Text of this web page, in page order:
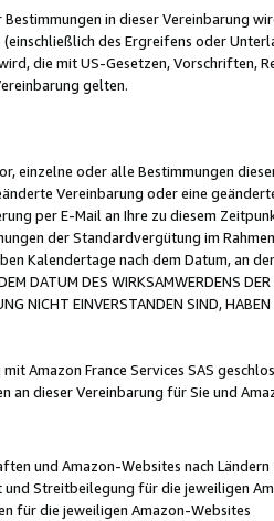
in dieser Vereinbarung
des Ergreifens oder
die mit US-Gesetzen, Vorschriften,
gelten.
einzelne oder alle Bestimmungen
Vereinbarung oder eine
per E-Mail an Ihre zu diesem
der Standardvergütung im
Kalendertage nach dem Datum, an
DATUM DES WIRKSAMWERDENS
NICHT EINVERSTANDEN SIND,
Amazon France Services SAS
an dieser Vereinbarung für Sie und
und Amazon-Websites nach Ländern
und Streitbeilegung für die jeweiligen
für die jeweiligen Amazon-Websites